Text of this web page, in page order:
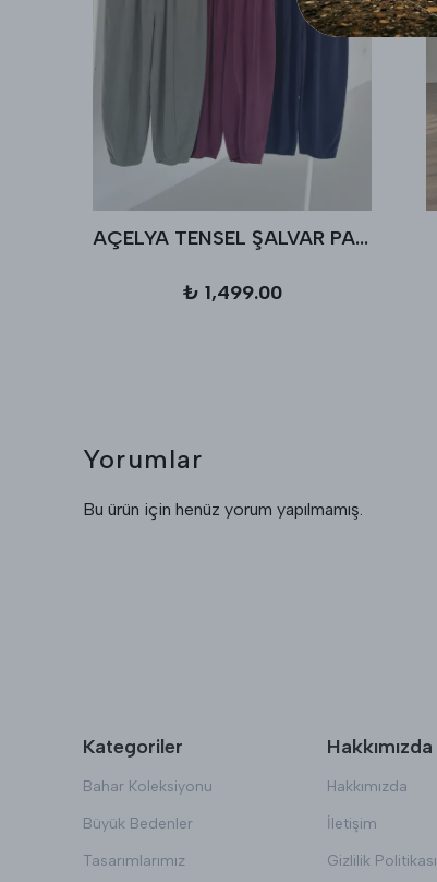
AÇELYA TENSEL ŞALVAR PANTALON
₺ 1,499.00
Yorumlar
Bu ürün için henüz yorum yapılmamış.
Kategoriler
Bahar Koleksiyonu
Büyük Bedenler
Tasarımlarımız
Hakkımızda
Hakkımızda
İletişim
Gizlilik Politikası